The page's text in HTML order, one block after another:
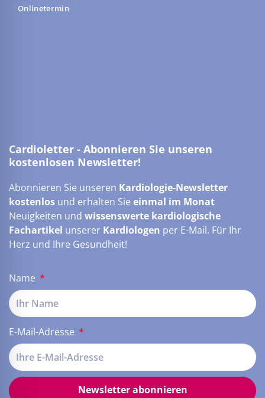
Onlinetermin
Cardioletter - Abonnieren Sie unseren
kostenlosen Newsletter!
Abonnieren Sie unseren Kardiologie-Newsletter
kostenlos und erhalten Sie einmal im Monat
Neuigkeiten und wissenswerte kardiologische
Fachartikel unserer Kardiologen per E-Mail. Für Ihr
Herz und Ihre Gesundheit!
Name
E-Mail-Adresse
Newsletter abonnieren